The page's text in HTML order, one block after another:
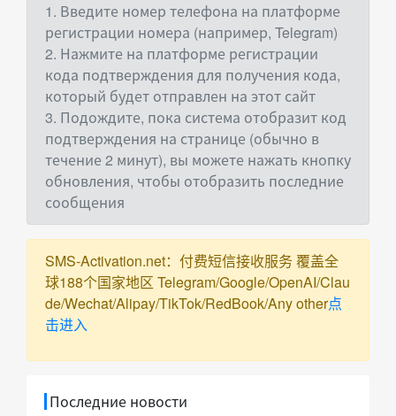
1. Введите номер телефона на платформе
регистрации номера (например, Telegram)
2. Нажмите на платформе регистрации
кода подтверждения для получения кода,
который будет отправлен на этот сайт
3. Подождите, пока система отобразит код
подтверждения на странице (обычно в
течение 2 минут), вы можете нажать кнопку
обновления, чтобы отобразить последние
сообщения
SMS-Activation.net：付费短信接收服务 覆盖全
球188个国家地区 Telegram/Google/OpenAI/Clau
de/Wechat/Alipay/TikTok/RedBook/Any other点
击进入
Последние новости